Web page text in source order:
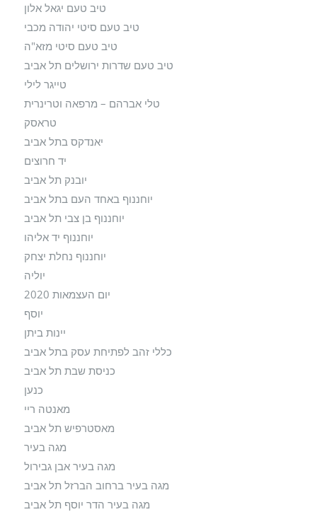
טיב טעם יגאל אלון
טיב טעם סיטי יהודה מכבי
טיב טעם סיטי מזא"ה
טיב טעם שדרות ירושלים תל אביב
טייגר לילי
טלי אברהם – מרפאה וטרינרית
טראסק
יאנדקס בתל אביב
יד חרוצים
יובנק תל אביב
יוחננוף באחד העם בתל אביב
יוחננוף בן צבי תל אביב
יוחננוף יד אליהו
יוחננוף נחלת יצחק
יוליה
יום העצמאות 2020
יוסף
יינות ביתן
כללי זהב לפתיחת עסק בתל אביב
כניסת שבת תל אביב
כנען
מאנטה ריי
מאסטרפיש תל אביב
מגה בעיר
מגה בעיר אבן גבירול
מגה בעיר ברחוב הברזל תל אביב
מגה בעיר הדר יוסף תל אביב